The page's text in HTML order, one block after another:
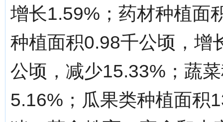
增长1.59%；药材种植面
种植面积0.98千公顷，增
公顷，减少15.33%；蔬
5.16%；瓜果类种植面积